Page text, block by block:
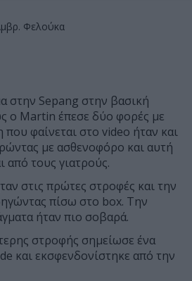
Φελούκα
στην Sepang στην βασική
ο Martin έπεσε δύο φορές με
φαίνεται στο video ήταν και
με ασθενοφόρο και αυτή
από τους γιατρούς.
στις πρώτες στροφές και την
πίσω στο box. Την
ήταν πιο σοβαρά.
στροφής σημείωσε ένα
και εκσφενδονίστηκε από την